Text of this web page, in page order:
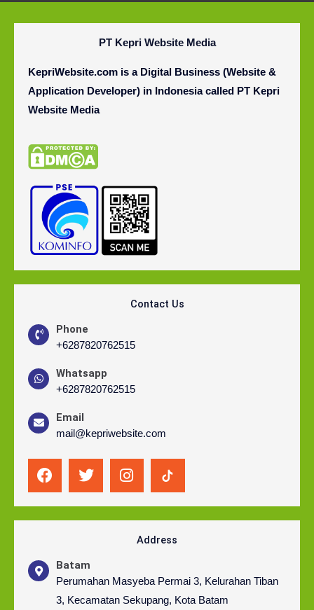
PT Kepri Website Media
KepriWebsite.com is a Digital Business (Website &
Application Developer) in Indonesia called
PT Kepri
Website Media
Contact Us
Phone
+6287820762515
Whatsapp
+6287820762515
Email
mail@kepriwebsite.com
F
a
c
e
o
k
T
w
i
t
I
n
s
t
m
R
t
m
i
o
t
i
Address
Batam
Perumahan Masyeba Permai 3, Kelurahan Tiban
3, Kecamatan Sekupang, Kota Batam